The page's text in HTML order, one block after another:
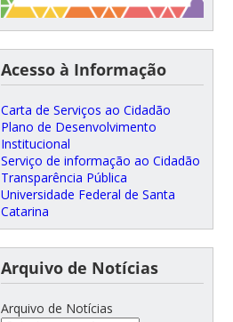
Acesso à Informação
Carta de Serviços ao Cidadão
Plano de Desenvolvimento
Institucional
Serviço de informação ao Cidadão
Transparência Pública
Universidade Federal de Santa
Catarina
Arquivo de Notícias
Arquivo de Notícias